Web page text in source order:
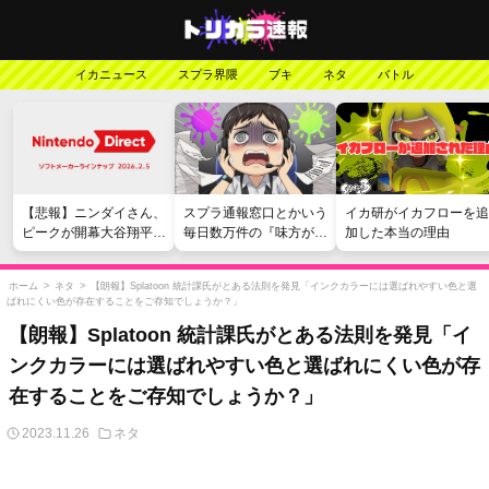
イカニュース スプラ界隈 ブキ ネタ バトル
【悲報】ニンダイさん、
ピークが開幕大谷翔平の
がっかりダイレクトだっ
たと言われてしまう
スプラ通報窓口とかいう
毎日数万件の『味方が弱
い』愚痴を読まされる苦
行
イカ研がイカフローを追
加した本当の理由
ホーム > ネタ >
【朗報】Splatoon 統計課氏がとある法則を発見「インクカラーには選ばれやすい色と選
ばれにくい色が存在することをご存知でしょうか？」
【朗報】Splatoon 統計課氏がとある法則を発見「イ
ンクカラーには選ばれやすい色と選ばれにくい色が存
在することをご存知でしょうか？」
2023.11.26 ネタ